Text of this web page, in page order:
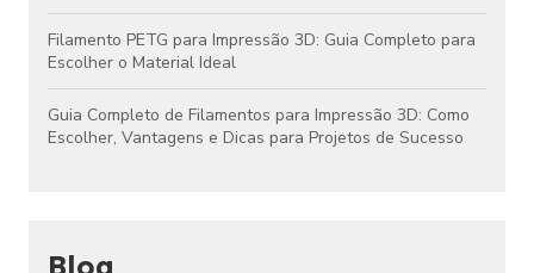
Filamento PETG para Impressão 3D: Guia Completo para
Escolher o Material Ideal
Guia Completo de Filamentos para Impressão 3D: Como
Escolher, Vantagens e Dicas para Projetos de Sucesso